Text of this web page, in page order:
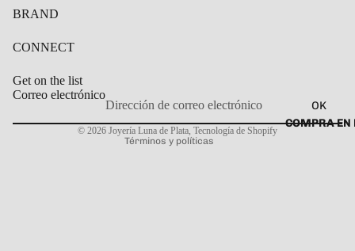
COMPRA EN
BRAND
CONNECT
Get on the list
Correo electrónico
OK
© 2026 Joyería Luna de Plata Tecnología de Shopify
Términos y políticas
Política de privacidad